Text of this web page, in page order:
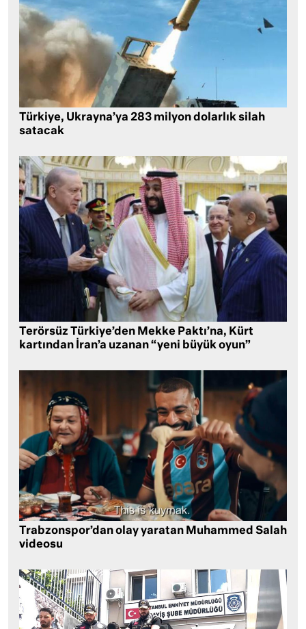
Türkiye, Ukrayna’ya 283 milyon dolarlık silah
satacak
Terörsüz Türkiye’den Mekke Paktı’na, Kürt
kartından İran’a uzanan “yeni büyük oyun”
Trabzonspor’dan olay yaratan Muhammed Salah
videosu